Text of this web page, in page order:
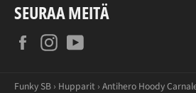
SEURAA MEITÄ
FacebookInstagram
Funky SB › Hupparit › Antihero Hoody